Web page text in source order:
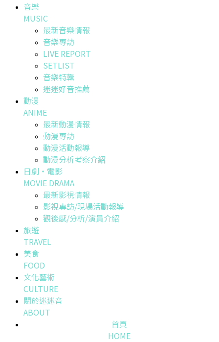
音樂
MUSIC
最新音樂情報
音樂專訪
LIVE REPORT
SETLIST
音樂特輯
迷迷好音推薦
動漫
ANIME
最新動漫情報
動漫專訪
動漫活動報導
動漫分析考察介紹
日劇・電影
MOVIE DRAMA
最新影視情報
影視專訪/現場活動報導
觀後感/分析/演員介紹
旅遊
TRAVEL
美食
FOOD
文化藝術
CULTURE
關於迷迷音
ABOUT
首頁
HOME